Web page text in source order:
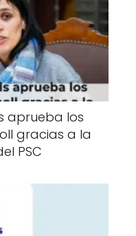
aprueba los
gracias a la
PSC